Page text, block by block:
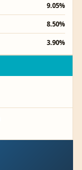
9.05%
8.50%
3.90%